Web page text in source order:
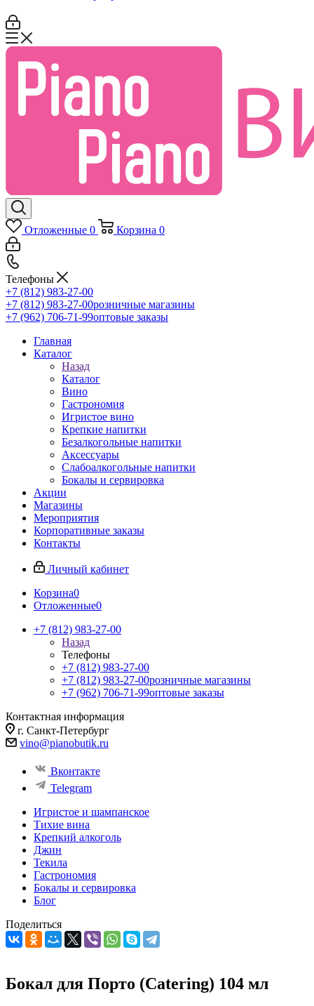
Отложенные 0 Корзина 0
Телефоны
+7 (812) 983-27-00
+7 (812) 983-27-00розничные магазины
+7 (962) 706-71-99оптовые заказы
Главная
Каталог
Назад
Каталог
Вино
Гастрономия
Игристое вино
Крепкие напитки
Безалкогольные напитки
Аксессуары
Слабоалкогольные напитки
Бокалы и сервировка
Акции
Магазины
Мероприятия
Корпоративные заказы
Контакты
Личный кабинет
Корзина0
Отложенные0
+7 (812) 983-27-00
Назад
Телефоны
+7 (812) 983-27-00
+7 (812) 983-27-00розничные магазины
+7 (962) 706-71-99оптовые заказы
Контактная информация
г. Санкт-Петербург
vino@pianobutik.ru
Вконтакте
Telegram
Игристое и шампанское
Тихие вина
Крепкий алкоголь
Джин
Текила
Гастрономия
Бокалы и сервировка
Блог
Поделиться
Бокал для Порто (Catering) 104 мл